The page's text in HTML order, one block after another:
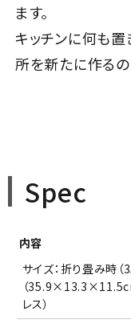
ます。
キッチンに何も置
所を新たに作るの
Spec
内容
サイズ：折り畳み時
（
レス）